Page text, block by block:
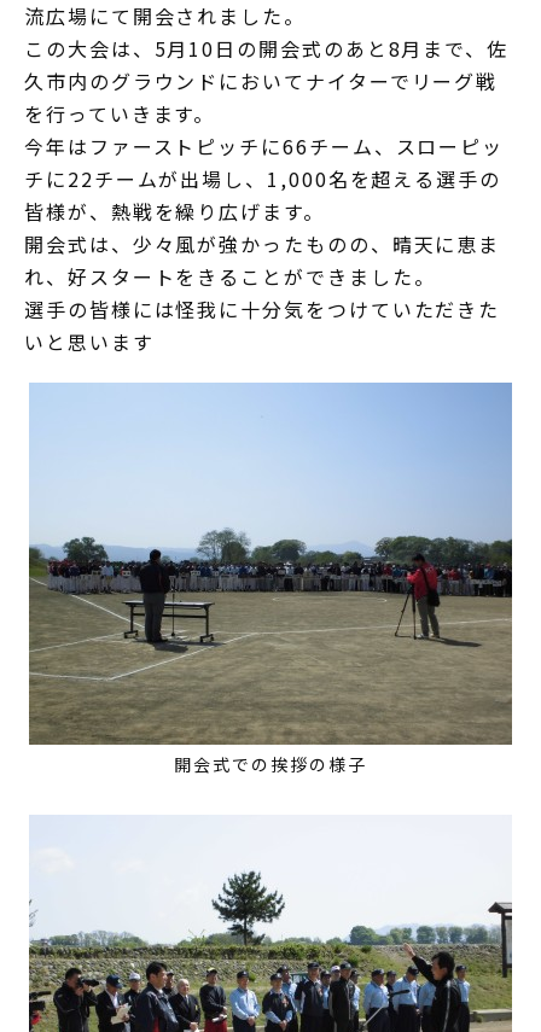
流広場にて開会されました。
この大会は、5月10日の開会式のあと8月まで、佐
久市内のグラウンドにおいてナイターでリーグ戦
を行っていきます。
今年はファーストピッチに66チーム、スローピッ
チに22チームが出場し、1,000名を超える選手の
皆様が、熱戦を繰り広げます。
開会式は、少々風が強かったものの、晴天に恵ま
れ、好スタートをきることができました。
選手の皆様には怪我に十分気をつけていただきた
いと思います
開会式での挨拶の様子